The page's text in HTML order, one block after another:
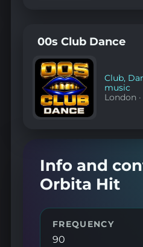
00s Club Dance
Club,
music
London ·
Info and
Orbita Hit
FREQUENCY
90